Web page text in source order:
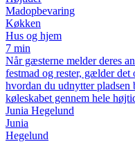
Madopbevaring
Køkken
Hus og hjem
7 min
Når gæsterne melder deres
festmad og rester, gælder
hvordan du udnytter
køleskabet gennem hele
Junia Hegelund
Junia
Hegelund